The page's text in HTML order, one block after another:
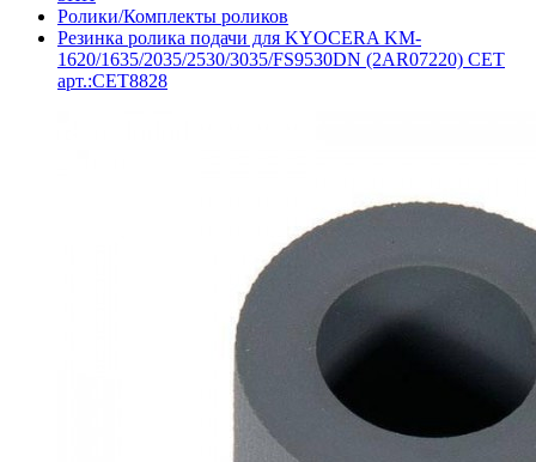
Ролики/Комплекты роликов
Резинка ролика подачи для KYOCERA KM-
1620/1635/2035/2530/3035/FS9530DN (2AR07220) CET
арт.:CET8828